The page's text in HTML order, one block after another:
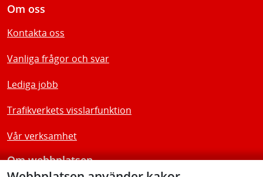
Om oss
Kontakta oss
Vanliga frågor och svar
Lediga jobb
Trafikverkets visslarfunktion
Vår verksamhet
Om webbplatsen